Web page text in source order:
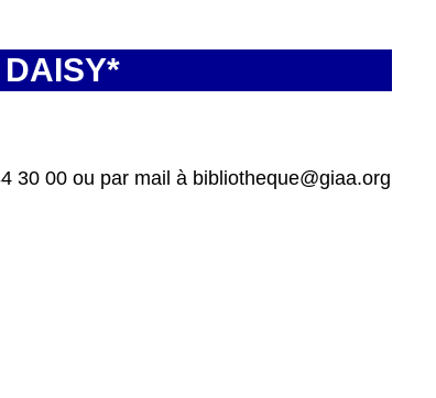
30 00 ou par mail à bibliotheque@giaa.org